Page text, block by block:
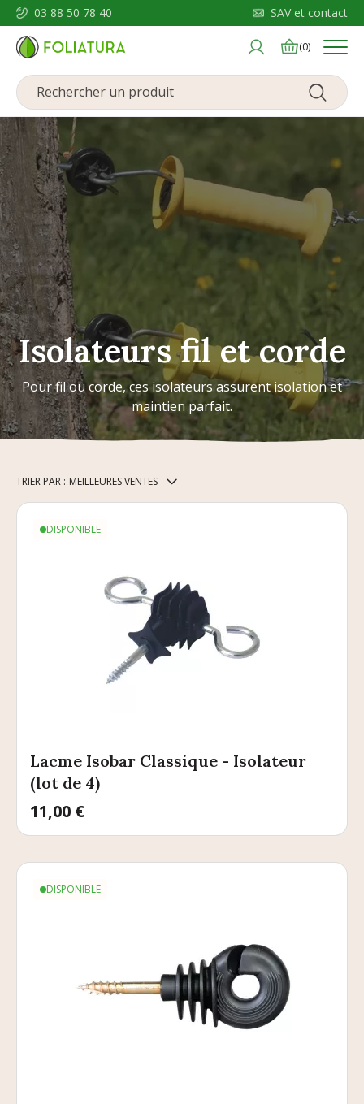
03 88 50 78 40 SAV et contact
(0) Menu
Isolateurs fil et corde
Pour fil ou corde, ces isolateurs assurent isolation et
maintien parfait.
TRIER PAR : MEILLEURES VENTES
DISPONIBLE
Lacme Isobar Classique - Isolateur
(lot de 4)
Prix
11,00 €
DISPONIBLE